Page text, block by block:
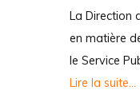
La Direction
en matière
le Service
Lire la suite...